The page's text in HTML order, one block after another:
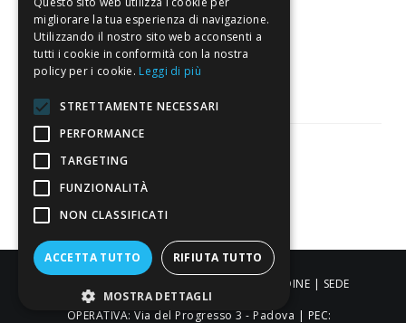
3.818
Recensioni
Pagamenti sicuri
ALDIGIÙ S.R.L. | Via Cortazzis 15 33100 - UDINE | SEDE
OPERATIVA: Via del Progresso 3 - Padova | PEC:
migliorare la tua esperienza di navigazione.
Utilizzando il nostro sito web acconsenti a
tutti i cookie in conformità con la nostra
policy per i cookie. Leggi di più
STRETTAMENTE NECESSARI
PERFORMANCE
TARGETING
FUNZIONALITÀ
NON CLASSIFICATI
ACCETTA TUTTO RIFIUTA TUTTO
MOSTRA DETTAGLI